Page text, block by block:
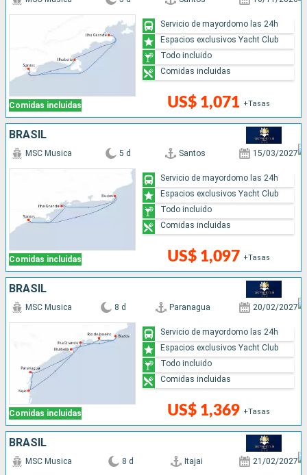
Comidas incluidas US$ 1,071 +Tasas
Servicio de mayordomo las 24h
Espacios exclusivos Yacht Club
Todo incluido
Comidas incluidas
BRASIL
Comidas incluidas
MSC Musica 5 d Santos 15/03/2027
US$ 1,097 +Tasas
Servicio de mayordomo las 24h
Espacios exclusivos Yacht Club
Todo incluido
Comidas incluidas
BRASIL
Comidas incluidas
MSC Musica 8 d Paranagua 20/02/2027
US$ 1,369 +Tasas
Servicio de mayordomo las 24h
Espacios exclusivos Yacht Club
Todo incluido
Comidas incluidas
BRASIL
MSC Musica 8 d Itajai 21/02/2027